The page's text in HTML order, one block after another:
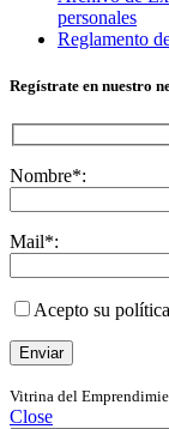
personales
Reglamento
Regístrate en nuestro
Nombre*:
Mail*:
Acepto su
Vitrina del
Close